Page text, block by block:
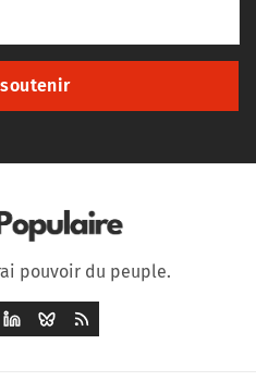
pouvoir du peuple.